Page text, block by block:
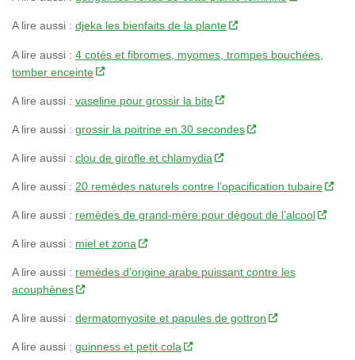
A lire aussi : djeka les bienfaits de la plante
A lire aussi : 4 cotés et fibromes, myomes, trompes bouchées,
tomber enceinte
A lire aussi : vaseline pour grossir la bite
A lire aussi : grossir la poitrine en 30 secondes
A lire aussi : clou de girofle et chlamydia
A lire aussi : 20 remèdes naturels contre l’opacification tubaire
A lire aussi : remèdes de grand-mère pour dégout de l’alcool
A lire aussi : miel et zona
A lire aussi : remèdes d’origine arabe puissant contre les
acouphènes
A lire aussi : dermatomyosite et papules de gottron
A lire aussi : guinness et petit cola